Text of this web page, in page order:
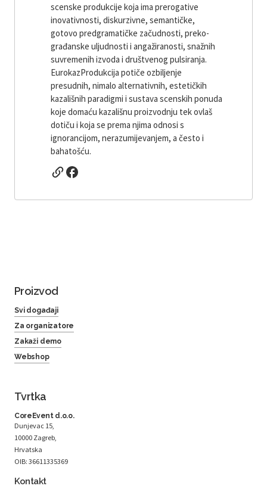
scenske produkcije koja ima prerogative
inovativnosti, diskurzivne, semantičke,
gotovo predgramatičke začudnosti, preko-
građanske uljudnosti i angažiranosti, snažnih
suvremenih izvoda i društvenog pulsiranja.
EurokazProdukcija potiče ozbiljenje
presudnih, nimalo alternativnih, estetičkih
kazališnih paradigmi i sustava scenskih ponuda
koje domaću kazališnu proizvodnju tek ovlaš
dotiču i koja se prema njima odnosi s
ignorancijom, nerazumijevanjem, a često i
bahatošću.
Proizvod
Svi događaji
Za organizatore
Zakaži demo
Webshop
Tvrtka
CoreEvent d.o.o.
Dunjevac 15,
10000 Zagreb,
Hrvatska
OIB: 36611335369
Kontakt